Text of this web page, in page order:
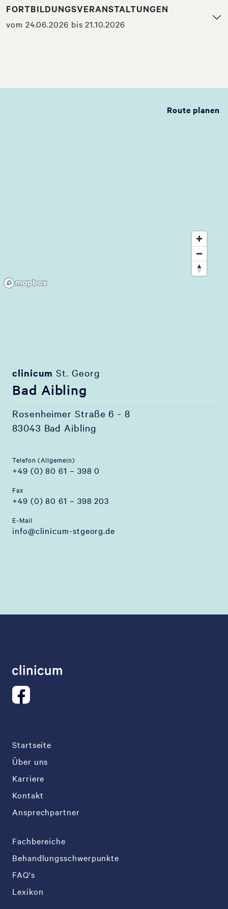
FORTBILDUNGSVERANSTALTUNGEN
vom 24.06.2026 bis 21.10.2026
Route planen
clinicum St. Georg
Bad Aibling
Rosenheimer Straße 6 - 8
83043 Bad Aibling
Telefon (Allgemein)
+49 (0) 80 61 – 398 0
Fax
+49 (0) 80 61 – 398 203
E-Mail
info@clinicum-stgeorg.de
Startseite
Über uns
Karriere
Kontakt
Ansprechpartner
Fachbereiche
Behandlungsschwerpunkte
FAQ's
Lexikon